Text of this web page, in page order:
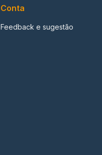
Conta
Feedback e sugestão